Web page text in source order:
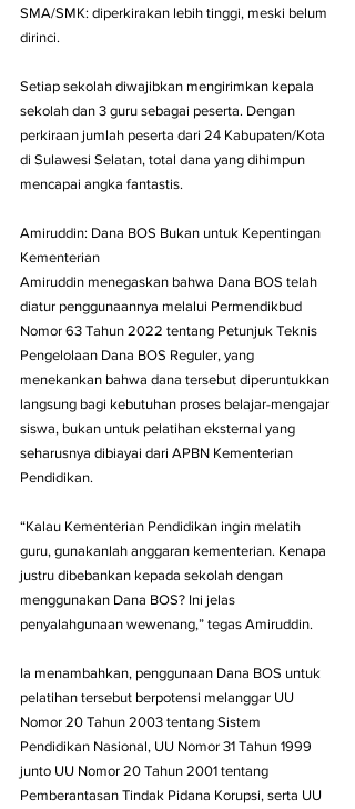
SMA/SMK: diperkirakan lebih tinggi, meski belum
dirinci.
Setiap sekolah diwajibkan mengirimkan kepala
sekolah dan 3 guru sebagai peserta. Dengan
perkiraan jumlah peserta dari 24 Kabupaten/Kota
di Sulawesi Selatan, total dana yang dihimpun
mencapai angka fantastis.
Amiruddin: Dana BOS Bukan untuk Kepentingan
Kementerian
Amiruddin menegaskan bahwa Dana BOS telah
diatur penggunaannya melalui Permendikbud
Nomor 63 Tahun 2022 tentang Petunjuk Teknis
Pengelolaan Dana BOS Reguler, yang
menekankan bahwa dana tersebut diperuntukkan
langsung bagi kebutuhan proses belajar-mengajar
siswa, bukan untuk pelatihan eksternal yang
seharusnya dibiayai dari APBN Kementerian
Pendidikan.
“Kalau Kementerian Pendidikan ingin melatih
guru, gunakanlah anggaran kementerian. Kenapa
justru dibebankan kepada sekolah dengan
menggunakan Dana BOS? Ini jelas
penyalahgunaan wewenang,” tegas Amiruddin.
Ia menambahkan, penggunaan Dana BOS untuk
pelatihan tersebut berpotensi melanggar UU
Nomor 20 Tahun 2003 tentang Sistem
Pendidikan Nasional, UU Nomor 31 Tahun 1999
junto UU Nomor 20 Tahun 2001 tentang
Pemberantasan Tindak Pidana Korupsi, serta UU